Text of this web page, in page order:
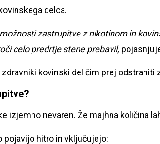
delca.
zastrupitve z nikotinom in
celo predrtje stene prebavil,
kovinski del čim prej odstraniti
izjemno nevaren. Že majhna količina
pojavijo hitro in vključujejo: